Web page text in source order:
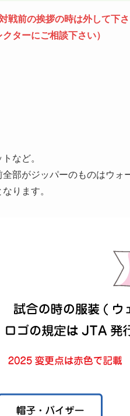
戦前の挨拶の時は外して下さ
ターにご相談下さい）
など。
部がジッパーのものはウォ
ります。